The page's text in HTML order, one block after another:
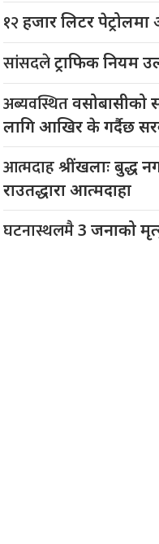
१२हजार लिटर
सांसदलेट्राफिक नियम
अब्यवस्थितवसोबासीको
लागि आखिर के गर्दैछ
आत्मदाहश्रींखलाः बुद्ध
राउतद्धारा आत्मदाहा
घटनास्थलमै3 जनाको